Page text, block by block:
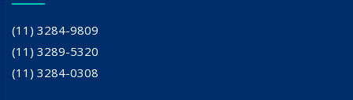
(11) 3284-9809
(11) 3289-5320
(11) 3284-0308